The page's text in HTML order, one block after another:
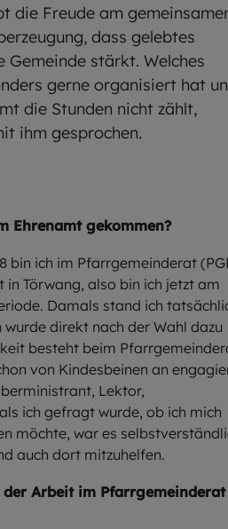
die Freude am
dass gelebtes
Gemeinde stärkt. Welches
gerne organisiert hat
die Stunden nicht zählt,
ihm gesprochen.
Ehrenamt gekommen?
bin ich im Pfarrgemeinderat
Törwang, also bin ich jetzt am
Damals stand ich
wurde direkt nach der Wahl dazu
besteht beim
von Kindesbeinen an
Lektor,
ich gefragt wurde, ob ich mich
möchte, war es
auch dort mitzuhelfen.
Arbeit im Pfarrgemeinderat